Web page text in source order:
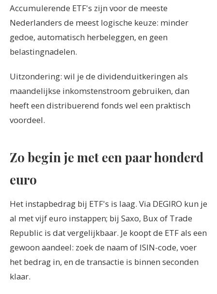
Accumulerende ETF's zijn voor de meeste
Nederlanders de meest logische keuze: minder
gedoe, automatisch herbeleggen, en geen
belastingnadelen.
Uitzondering: wil je de dividenduitkeringen als
maandelijkse inkomstenstroom gebruiken, dan
heeft een distribuerend fonds wel een praktisch
voordeel.
Zo begin je met een paar honderd
euro
Het instapbedrag bij ETF's is laag. Via DEGIRO kun je
al met vijf euro instappen; bij Saxo, Bux of Trade
Republic is dat vergelijkbaar. Je koopt de ETF als een
gewoon aandeel: zoek de naam of ISIN-code, voer
het bedrag in, en de transactie is binnen seconden
klaar.